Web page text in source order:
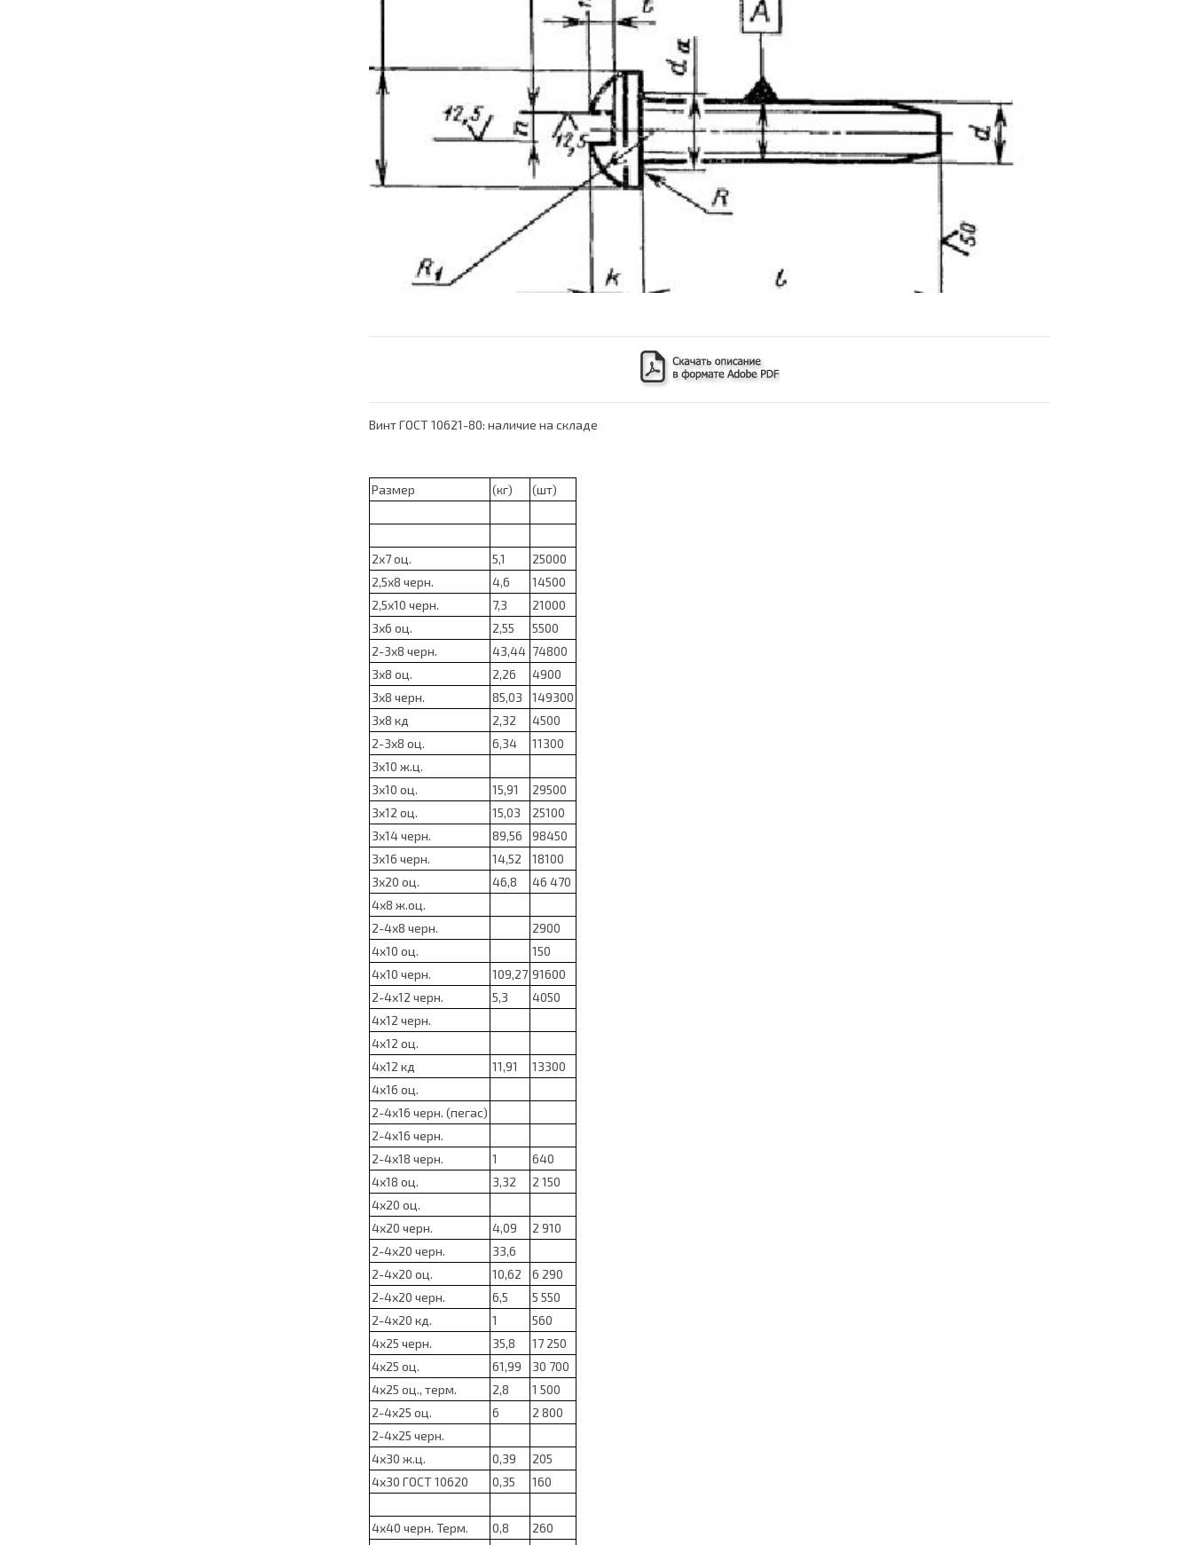
Винт ГОСТ 10621-80: наличие на складе
Размер (кг) (шт)
2х7 оц. 5,1
25000
2,5х8 черн.
4,6
14500
2,5х10 черн.
7,3
21000
3х6 оц.
2,55
5500
2-3х8 черн.
43,44 74800
3х8 оц.
2,26
4900
3х8 черн.
85,03
149300
3х8 кд
2,32
4500
2-3х8 оц.
6,34
11300
3х10 ж.ц.
3х10 оц.
15,91
29500
3х12 оц.
15,03
25100
3х14 черн.
89,56
98450
3х16 черн.
14,52
18100
3х20 оц.
46,8
46 470
4х8 ж.оц.
2-4х8 черн.
2900
4х10 оц.
150
4х10 черн.
109,27 91600
2-4х12 черн.
5,3
4050
4х12 черн.
4х12 оц.
4х12 кд
11,91
13300
4х16 оц.
2-4х16 черн. (пегас)
2-4х16 черн.
2-4х18 черн.
1
640
4х18 оц.
3,32
2 150
4х20 оц.
4х20 черн.
4,09
2 910
2-4х20 черн.
33,6
2-4х20 оц.
10,62
6 290
2-4х20 черн.
6,5
5 550
2-4х20 кд.
1
560
4х25 черн.
35,8
17 250
4х25 оц.
61,99
30 700
4х25 оц., терм.
2,8
1 500
2-4х25 оц.
6
2 800
2-4х25 черн.
4х30 ж.ц.
0,39
205
4х30 ГОСТ 10620
0,35 160
4х40 черн. Терм. 0,8
260